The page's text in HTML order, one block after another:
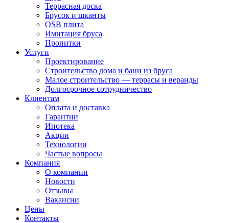
Террасная доска
Брусок и шканты
OSB плита
Имитация бруса
Пропитки
Услуги
Проектирование
Строительство дома и бани из бруса
Малое строительство — террасы и веранды
Долгосрочное сотрудничество
Клиентам
Оплата и доставка
Гарантии
Ипотека
Акции
Технологии
Частые вопросы
Компания
О компании
Новости
Отзывы
Вакансии
Цены
Контакты